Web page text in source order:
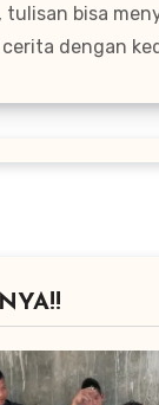
bisa
dengan